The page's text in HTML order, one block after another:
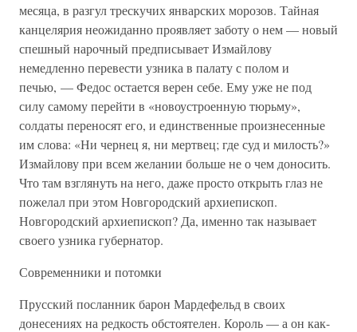
месяца, в разгул трескучих январских морозов. Тайная
канцелярия неожиданно проявляет заботу о нем — новый
спешный нарочный предписывает Измайлову
немедленно перевести узника в палату с полом и
печью, — Федос остается верен себе. Ему уже не под
силу самому перейти в «новоустроенную тюрьму»,
солдаты переносят его, и единственные произнесенные
им слова: «Ни чернец я, ни мертвец; где суд и милость?»
Измайлову при всем желании больше не о чем доносить.
Что там взглянуть на него, даже просто открыть глаз не
пожелал при этом Новгородский архиепископ.
Новгородский архиепископ? Да, именно так называет
своего узника губернатор.
Современники и потомки
Прусский посланник барон Мардефельд в своих
донесениях на редкость обстоятелен. Король — а он как-